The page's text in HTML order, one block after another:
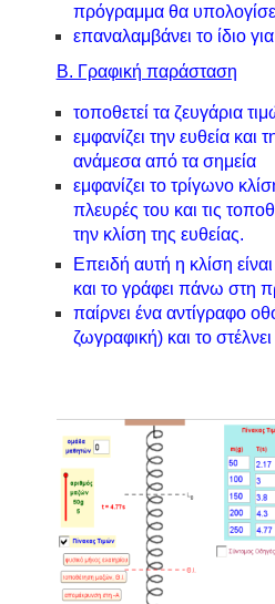
πρόγραμμα θα
επαναλαμβάνει το ίδιο
Β. Γραφική παράσταση
τοποθετεί τα ζευγάρια
εμφανίζει την ευθεία
ανάμεσα από τα σημεία
εμφανίζει το τρίγωνο
πλευρές του και τις
την κλίση της ευθείας.
Επειδή αυτή η κλίση
και το γράφει πάνω στη
παίρνει ένα αντίγραφο
ζωγραφική) και το